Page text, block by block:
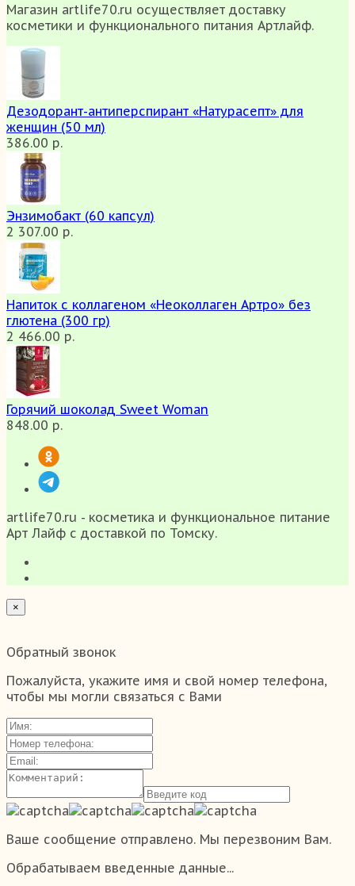
Магазин artlife70.ru осуществляет доставку
косметики и функционального питания Артлайф.
Дезодорант-антиперспирант «Натурасепт» для
женщин (50 мл)
386.00 р.
Энзимобакт (60 капсул)
2 307.00 р.
Напиток с коллагеном «Неоколлаген Артро» без
глютена (300 гр)
2 466.00 р.
Горячий шоколад Sweet Woman
848.00 р.
artlife70.ru - косметика и функциональное питание
Арт Лайф с доставкой по Томску.
×
Обратный звонок
Пожалуйста, укажите имя и свой номер телефона,
чтобы мы могли связаться с Вами
Ваше сообщение отправлено. Мы перезвоним Вам.
Обрабатываем введенные данные...